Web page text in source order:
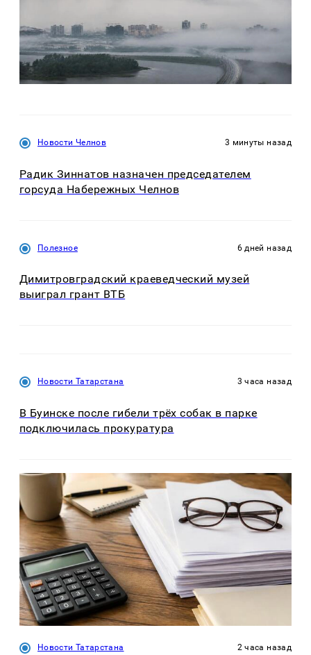
Новости Челнов 3 минуты назад
Радик Зиннатов назначен председателем
горсуда Набережных Челнов
Полезное 6 дней назад
Димитровградский краеведческий музей
выиграл грант ВТБ
Новости Татарстана 3 часа назад
В Буинске после гибели трёх собак в парке
подключилась прокуратура
Новости Татарстана 2 часа назад